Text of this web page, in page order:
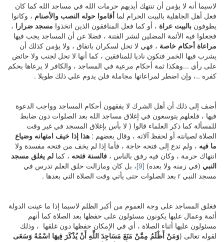
لاسيما أنه لا يؤمن أن تنتهك أيديهم حرمات الله في مساجد الله كما كان
فعل أهل الجاهلية بالبيت الحرام لما أقاموا حوله النصب والأصنام ، وكانوا
يطوفون بالبيت عراة ، أو كما فعل المنافقون الذين اتخذوا مسجد ضرارا ،
فجعلوا فيه الأئمة المضلين لنشر الفتنة ، فضلا عن أن المساجد يجب فيها
مراعاة أحكام خاصة ، فهي لا تحل لسكران باتفاق ، ولا يؤمن كذلك أن
يشرب فيها الخمر فتكون ناديا للمنافقين ، كما أنها لا تحل لجنب ولا حائض
على رأي ...وهكذا ثمة أحكام مرعية في المساجد ، والكافر لا يرعاها بحكم
كفره ..، وإن اضطر لمراعاتها مجاملة فلن يدوم علي ذلك طويلا .
أضف إلى ذلك أن أهل الشرك لا يفقهون أحكام المساجد وواجب الدعوة
فيها ، فلعلهم يتوسعون في إغلاق مساجد الله بعد الصلوات دون ضابط
للمسألة كما ذكر العلماء قالوا ( لا بأس بإغلاق المسجد في غير وقت
الصلاة لصيانته أو لحفظ آلاته ، وقال بعضهم : هذا إذا خيف امتهانه وضياع
ما فيه ، ولم تدع إلى فتحه حاجة ، فأما إذا لم يخف من فتحه مفسدة ولا
انتهاك حرمة ، وكان فيه رفق بالناس ، فالسنة فتحه ، كما لم يغلق مسجد
النبي (في زمنه ولا بعده) [9]
، بل كان ومازالت حلق العلم تدرس في
مسجد النبي r بعد الصلوات حتى يأتي وقت الصلاة التي بعدها .
فغلق المساجد على وجه العموم من أكبر الظلم لاسيما إذا ما عينت الدولة
أئمة وعمال عليها يكونون مسئولون على حفظها بعد الصلاة كما أنهم
مسئولون عليها أثناء الصلاة ، أي في الإمكان حفظها دون غلقها ، وذلك
لقوله تعالى (وَمَنْ أَظْلَمُ مِمَّنْ مَنَعَ مَسَاجِدَ اللَّهِ أَنْ يُذْكَرَ فِيهَا اسْمُهُ وَسَعَى